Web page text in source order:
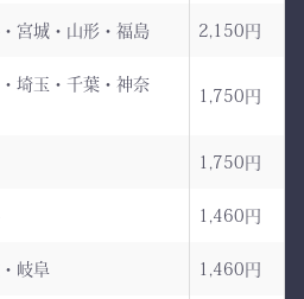
ただ運ぶための袋ではあり
これは、
とうための竹刀袋。
持つだけで気持ちが引き締
宮城・山形・福島 2,150円
埼玉・千葉・神奈
1,750円
1,750円
1,460円
岐阜 1,460円